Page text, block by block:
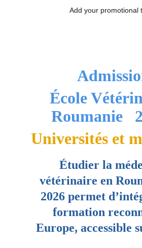
Add your promotional
École
Roumanie
Universités et
Étudier la
vétérinaire en
2026 permet
formation
Europe, accessible